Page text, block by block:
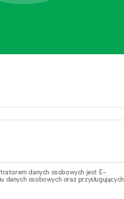
danych osobowych jest E-
osobowych oraz przysługujących